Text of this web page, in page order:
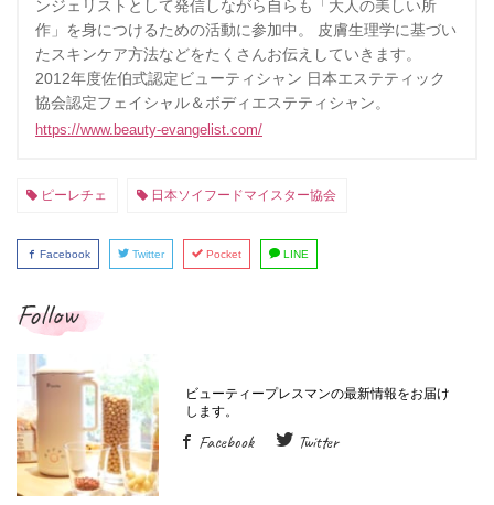
ンジェリストとして発信しながら自らも「大人の美しい所
作」を身につけるための活動に参加中。 皮膚生理学に基づい
たスキンケア方法などをたくさんお伝えしていきます。
2012年度佐伯式認定ビューティシャン 日本エステティック
協会認定フェイシャル＆ボディエステティシャン。
https://www.beauty-evangelist.com/
ピーレチェ 日本ソイフードマイスター協会
Facebook Twitter Pocket LINE
Follow
Facebook Twitter